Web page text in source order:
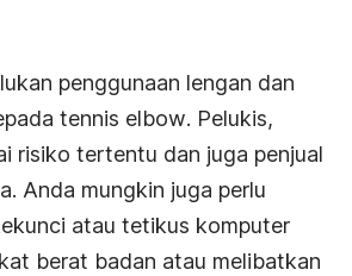
penggunaan lengan dan
tennis elbow. Pelukis,
risiko tertentu dan juga penjual
Anda mungkin juga perlu
atau tetikus komputer
berat badan atau melibatkan